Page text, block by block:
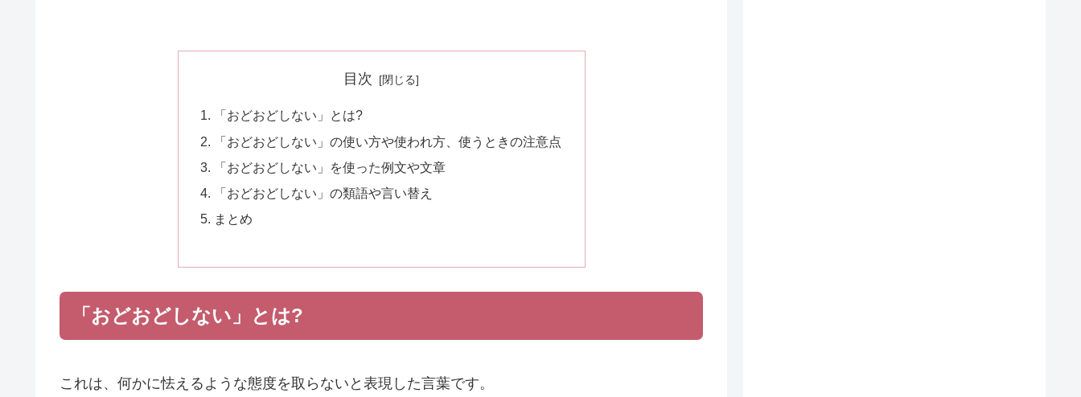
目次
「おどおどしない」とは?
「おどおどしない」の使い方や使われ方、使うときの注意点
「おどおどしない」を使った例文や文章
「おどおどしない」の類語や言い替え
まとめ
「おどおどしない」とは?
これは、何かに怯えるような態度を取らないと表現した言葉です。